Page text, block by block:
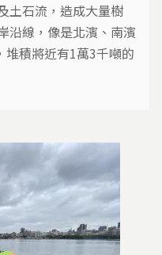
土石流，造成大量樹
沿線，像是北濱、南濱
積將近有1萬3千噸的
處長陳淑雯表示是從
後花蓮港塞滿500噸
耗時半個月 相關新
候乾燥頻傳自燃...